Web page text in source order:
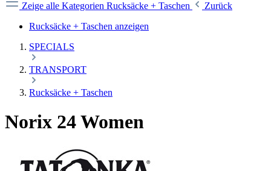
Zeige alle Kategorien Rucksäcke + Taschen
Zurück
Rucksäcke + Taschen anzeigen
SPECIALS
TRANSPORT
Rucksäcke + Taschen
Norix 24 Women